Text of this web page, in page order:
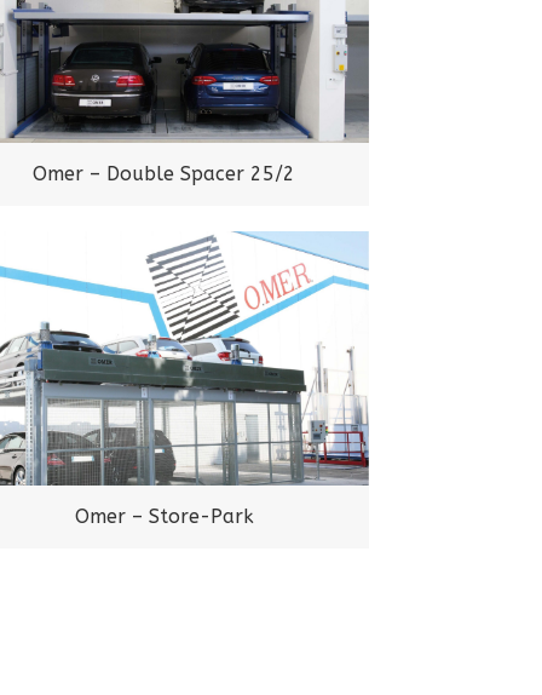
Omer – Double Spacer 25/2
Omer – Store-Park